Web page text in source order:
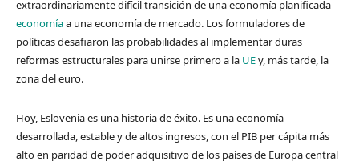
extraordinariamente difícil transición de una economía planificada
economíaa una economía de mercado. Los formuladores de
políticas desafiaron las probabilidades al implementar duras
reformas estructurales para unirse primero a la UEy, más tarde, la
zona del euro.
Hoy, Eslovenia es una historia de éxito. Es una economía
desarrollada, estable y de altos ingresos, con el PIB per cápita más
alto en paridad de poder adquisitivo de los países de Europa central